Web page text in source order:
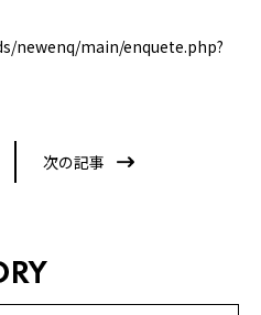
newenq/main/enquete.php?
次の記事